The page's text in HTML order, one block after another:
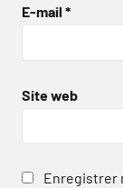
E-mail *
Site web
Enregistrer